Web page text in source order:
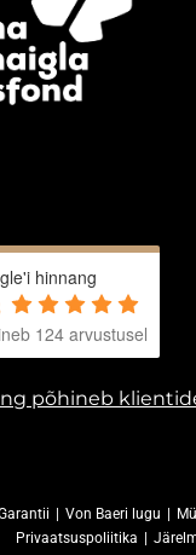
hinnang
124 arvustusel
põhineb
Von Baeri lugu
Privaatsuspoliitika